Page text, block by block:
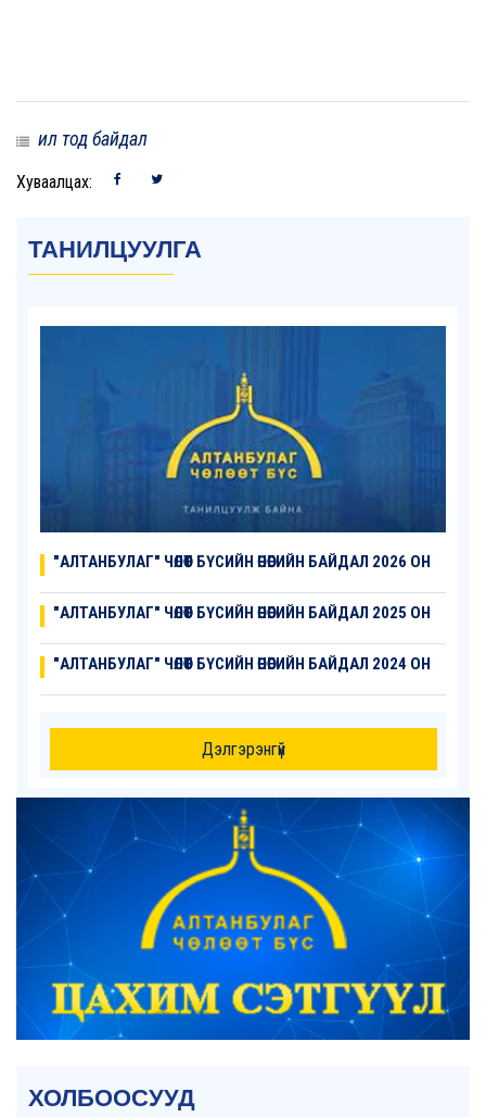
ТАНИЛЦУУЛГА
"АЛТАНБУЛАГ" ЧӨЛӨӨТ БҮСИЙН ӨНӨӨГИЙН БАЙДАЛ 2026 ОН
"АЛТАНБУЛАГ" ЧӨЛӨӨТ БҮСИЙН ӨНӨӨГИЙН БАЙДАЛ 2025 ОН
"АЛТАНБУЛАГ" ЧӨЛӨӨТ БҮСИЙН ӨНӨӨГИЙН БАЙДАЛ 2024 ОН
Дэлгэрэнгүй
ХОЛБООСУУД
ил тод байдал
Хуваалцах: